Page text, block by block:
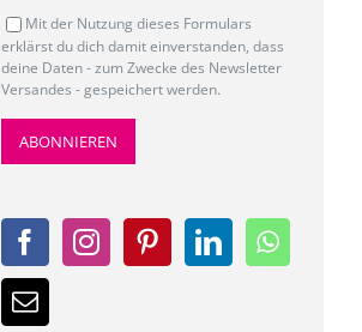
Mit der Nutzung dieses Formulars
erklärst du dich damit einverstanden, dass
deine Daten - zum Zwecke des Newsletter
Versandes - gespeichert werden.